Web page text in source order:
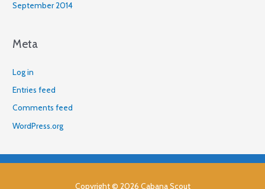
September 2014
Meta
Log in
Entries feed
Comments feed
WordPress.org
Copyright © 2026 Cabana Scout